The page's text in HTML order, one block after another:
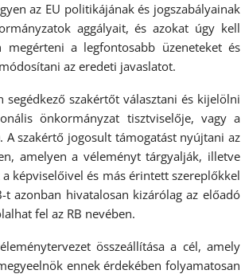
az EU politikájának és jogszabályainak
aggályait, és azokat úgy kell
a legfontosabb üzeneteket és
az eredeti javaslatot.
szakértőt választani és kijelölni
önkormányzat tisztviselője, vagy a
szakértő jogosult támogatást nyújtani az
amelyen a véleményt tárgyalják, illetve
képviselőivel és más érintett szereplőkkel
azonban hivatalosan kizárólag az előadó
fel az RB nevében.
összeállítása a cél, amely
ennek érdekében folyamatosan